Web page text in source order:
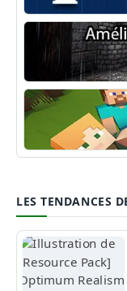
Minecraft Forge
Shaders Minecraft
Guide Minecraft
LES TENDANCES